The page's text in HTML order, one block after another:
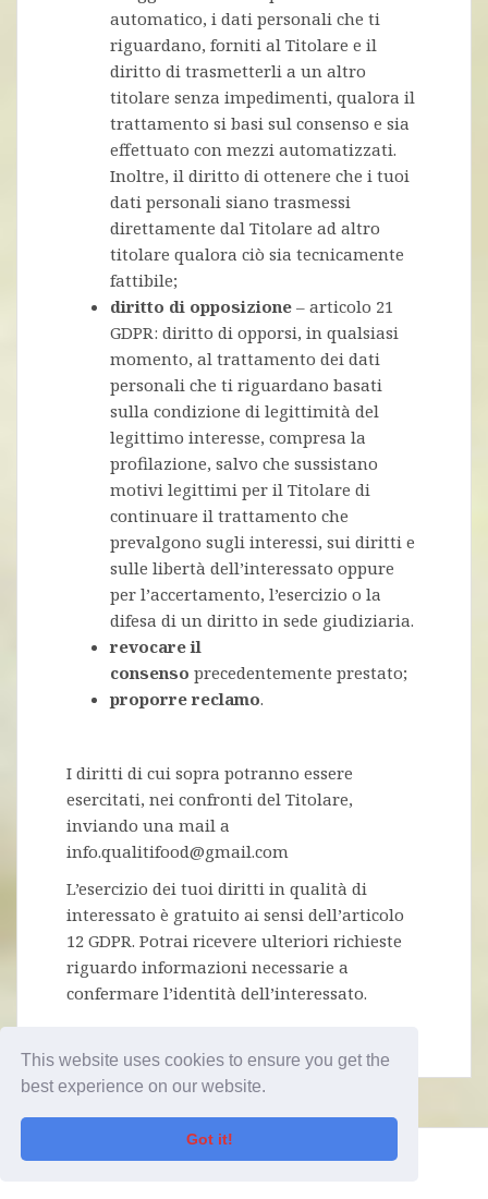
This website uses cookies to ensure you get the
best experience on our website.
Got it!
automatico, i dati personali che ti
riguardano, forniti al Titolare e il
diritto di trasmetterli a un altro
titolare senza impedimenti, qualora il
trattamento si basi sul consenso e sia
effettuato con mezzi automatizzati.
Inoltre, il diritto di ottenere che i tuoi
dati personali siano trasmessi
direttamente dal Titolare ad altro
titolare qualora ciò sia tecnicamente
fattibile;
diritto di opposizione – articolo 21
GDPR: diritto di opporsi, in qualsiasi
momento, al trattamento dei dati
personali che ti riguardano basati
sulla condizione di legittimità del
legittimo interesse, compresa la
profilazione, salvo che sussistano
motivi legittimi per il Titolare di
continuare il trattamento che
prevalgono sugli interessi, sui diritti e
sulle libertà dell’interessato oppure
per l’accertamento, l’esercizio o la
difesa di un diritto in sede giudiziaria.
revocare il
consenso precedentemente prestato;
proporre reclamo.
I diritti di cui sopra potranno essere
esercitati, nei confronti del Titolare,
inviando una mail a
info.qualitifood@gmail.com
L’esercizio dei tuoi diritti in qualità di
interessato è gratuito ai sensi dell’articolo
12 GDPR. Potrai ricevere ulteriori richieste
riguardo informazioni necessarie a
confermare l’identità dell’interessato.